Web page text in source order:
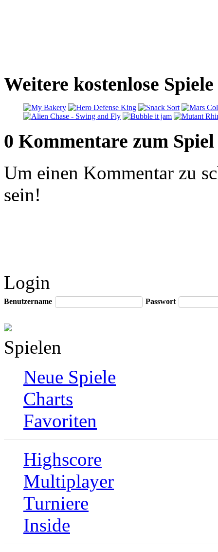
Weitere kostenlose
0 Kommentare zum Spiel
Um einen Kommentar zu
sein!
Login
Benutzername Passwort
Spielen
Neue Spiele
Charts
Favoriten
Highscore
Multiplayer
Turniere
Inside